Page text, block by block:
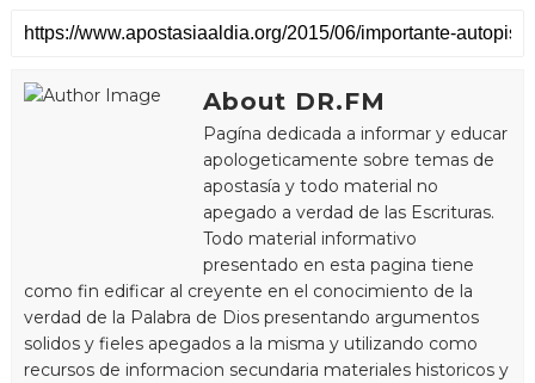
About DR.FM
Pagína dedicada a informar y educar
apologeticamente sobre temas de
apostasía y todo material no
apegado a verdad de las Escrituras.
Todo material informativo
presentado en esta pagina tiene
como fin edificar al creyente en el conocimiento de la
verdad de la Palabra de Dios presentando argumentos
solidos y fieles apegados a la misma y utilizando como
recursos de informacion secundaria materiales historicos y